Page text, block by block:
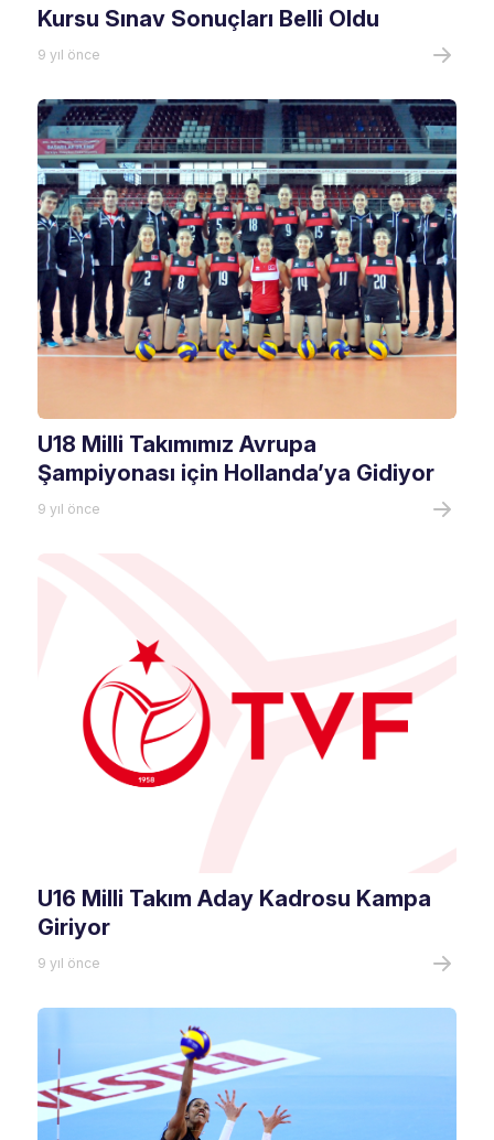
Kursu Sınav Sonuçları Belli Oldu
9 yıl önce
U18 Milli Takımımız Avrupa
Şampiyonası için Hollanda’ya Gidiyor
9 yıl önce
U16 Milli Takım Aday Kadrosu Kampa
Giriyor
9 yıl önce